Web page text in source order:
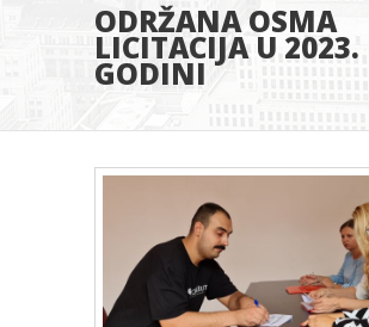
ODRŽANA OSMA
LICITACIJA U 2023.
GODINI